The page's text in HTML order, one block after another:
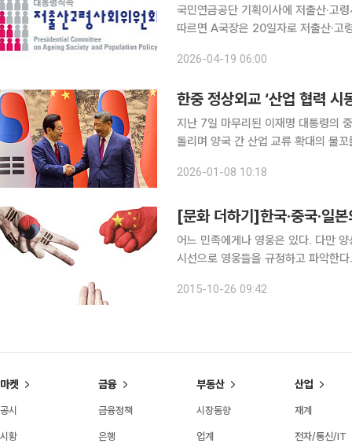
국민연금공단 기획이사에 저출산·고령사
따르면 A국장은 20일자로 저출산·고
사 공개모집을 진행한 바 있다. 기획
2026-04-19 06:00
한중 정상외교 ‘산업 협력 시
지난 7일 마무리된 이재명 대통령의
돌리며 양국 간 산업 교류 확대의 물
성사됐다. 이번 방문은 외교·안보 현
2026-01-08 10:18
[문화 더하기]한국·중국·일
어느 민족에게나 영웅은 있다. 다만
시선으로 영웅들을 규정하고 파악한
수 있다는 사실이다.글 김유준 프
2015-10-26 09:42
마켓
공시
시황
금융
금융정책
은행
부동산
시장동향
업계
산업
재계
전자/통신/IT